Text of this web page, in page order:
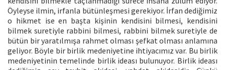
Öyleyse ilmin, irfanla bütünleşmesi gerekiyor. İrfan dediğimiz
o hikmet ise en başta kişinin kendisini bilmesi, kendisini
bilmek suretiyle rabbini bilmesi, rabbini bilmek suretiyle de
bütün bir yaratılmışa rahmet olması şefkat olması anlamına
geliyor. Böyle bir birlik medeniyetine ihtiyacımız var. Bu birlik
medeniyetinin temelinde birlik ideası bulunuyor. Birlik ideası